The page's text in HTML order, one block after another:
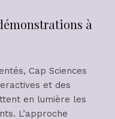
à
Cap Sciences
et des
en lumière les
L’approche